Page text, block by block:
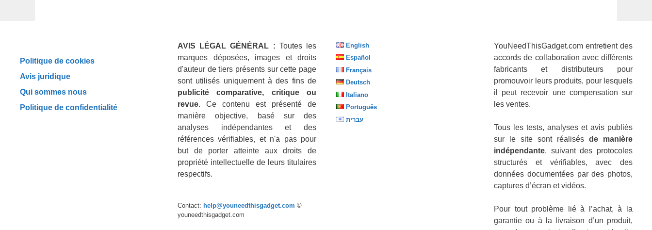
Politique de cookies
Avis juridique
Qui sommes nous
Politique de confidentialité
AVIS LÉGAL GÉNÉRAL : Toutes les
marques déposées, images et droits
d'auteur de tiers présents sur cette page
sont utilisés uniquement à des fins de
publicité comparative, critique ou
revue. Ce contenu est présenté de
manière objective, basé sur des
analyses indépendantes et des
références vérifiables, et n'a pas pour
but de porter atteinte aux droits de
propriété intellectuelle de leurs titulaires
respectifs.
Contact: help@youneedthisgadget.com ©
youneedthisgadget.com
English
Español
Français
Deutsch
Italiano
Português
עברית
YouNeedThisGadget.com entretient des
accords de collaboration avec différents
fabricants et distributeurs pour
promouvoir leurs produits, pour lesquels
il peut recevoir une compensation sur
les ventes.
Tous les tests, analyses et avis publiés
sur le site sont réalisés de manière
indépendante, suivant des protocoles
structurés et vérifiables, avec des
données documentées par des photos,
captures d’écran et vidéos.
Pour tout problème lié à l’achat, à la
garantie ou à la livraison d’un produit,